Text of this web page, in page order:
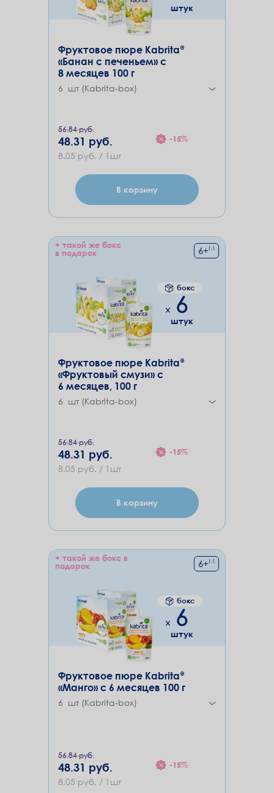
штук
Фруктовое пюре Kabrita®
«Банан с печеньем» с
8 месяцев 100 г
6 шт (Kabrita-box)
56.84 руб.
48.31 руб.
8.05 руб. / 1шт
-15%
В корзину
6+М
+ такой же бокс
в подарок
6
штук
бокс
Фруктовое пюре Kabrita®
«Фруктовый смузи» с
6 месяцев, 100 г
6 шт (Kabrita-box)
56.84 руб.
48.31 руб.
8.05 руб. / 1шт
-15%
В корзину
6+М
+ такой же бокс в
подарок
6
штук
бокс
Фруктовое пюре Kabrita®
«Манго» с 6 месяцев 100 г
6 шт (Kabrita-box)
56.84 руб.
48.31 руб.
8.05 руб. / 1шт
-15%